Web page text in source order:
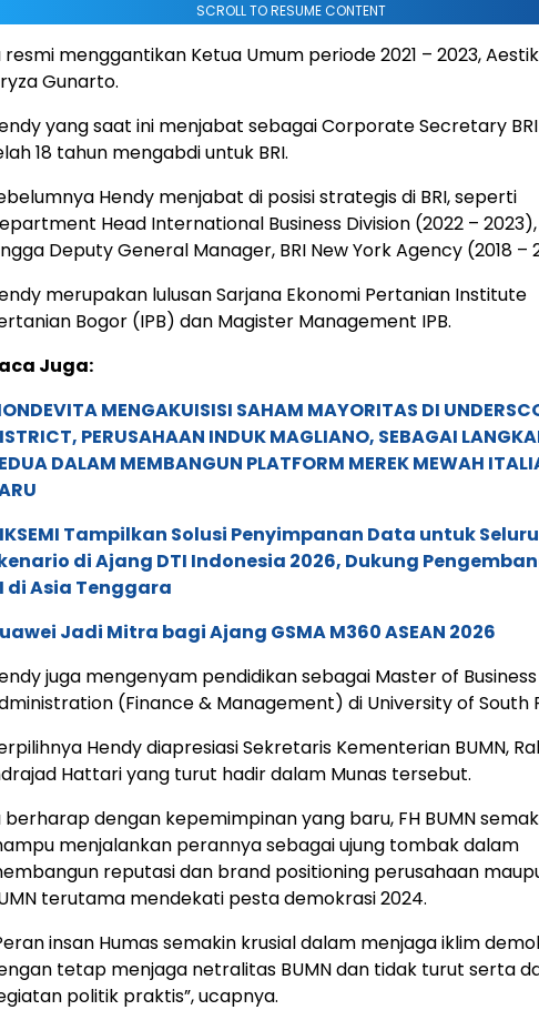
SCROLL TO RESUME CONTENT
resmi menggantikan Ketua Umum periode 2021 – 2023,
Gunarto.
yang saat ini menjabat sebagai Corporate Secretary
18 tahun mengabdi untuk BRI.
Hendy menjabat di posisi strategis di BRI, seperti
Head International Business Division (2022 – 2023),
Deputy General Manager, BRI New York Agency (2018 –
merupakan lulusan Sarjana Ekonomi Pertanian Institute
Bogor (IPB) dan Magister Management IPB.
Juga:
MENGAKUISISI SAHAM MAYORITAS DI
PERUSAHAAN INDUK MAGLIANO, SEBAGAI
DALAM MEMBANGUN PLATFORM MEREK MEWAH
Tampilkan Solusi Penyimpanan Data untuk
di Ajang DTI Indonesia 2026, Dukung
di Asia Tenggara
Jadi Mitra bagi Ajang GSMA M360 ASEAN 2026
juga mengenyam pendidikan sebagai Master of Business
(Finance & Management) di University of South
Hendy diapresiasi Sekretaris Kementerian BUMN,
Hattari yang turut hadir dalam Munas tersebut.
berharap dengan kepemimpinan yang baru, FH BUMN
menjalankan perannya sebagai ujung tombak dalam
reputasi dan brand positioning perusahaan
terutama mendekati pesta demokrasi 2024.
insan Humas semakin krusial dalam menjaga iklim
tetap menjaga netralitas BUMN dan tidak turut serta
politik praktis”, ucapnya.